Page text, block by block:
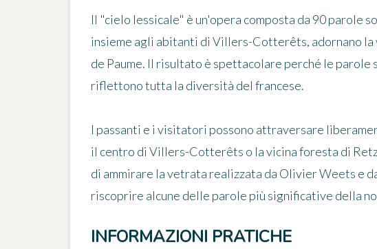
Il "cielo lessicale" è un'opera composta da 90 parole
insieme agli abitanti di Villers-Cotterêts, adornano
de Paume. Il risultato è spettacolare perché le
riflettono tutta la diversità del francese.
I passanti e i visitatori possono attraversare
il centro di Villers-Cotterêts o la vicina foresta di
di ammirare la vetrata realizzata da Olivier Weets e
riscoprire alcune delle parole più significative della
INFORMAZIONI PRATICHE